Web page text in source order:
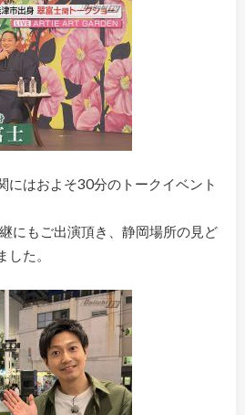
にはおよそ30分のトークイベント
にもご出演頂き、静岡場所の見ど
た。